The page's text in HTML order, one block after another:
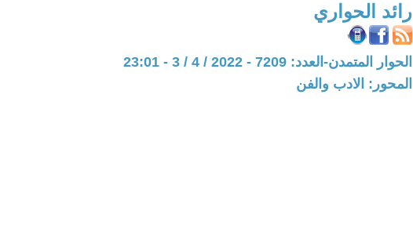
رائد الحواري
الحوار المتمدن-العدد: 7209 - 2022 / 4 / 3 - 23:01
المحور: الادب والفن